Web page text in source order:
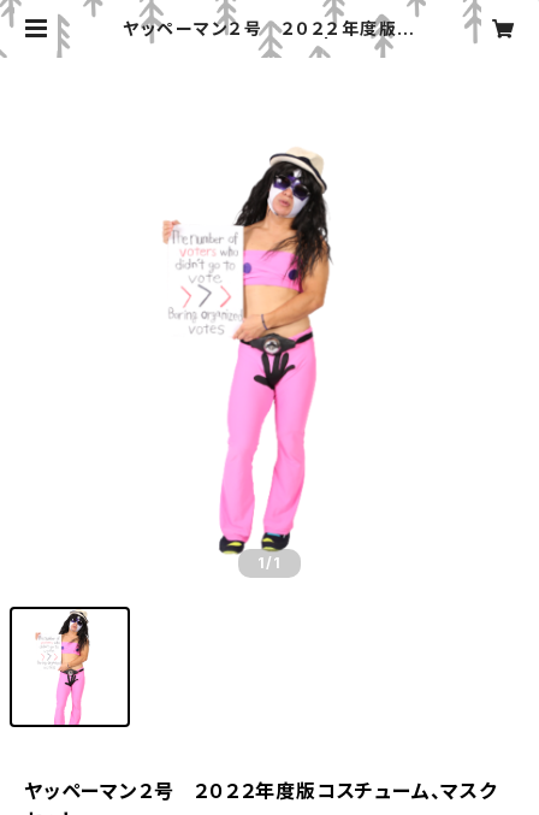
ヤッペーマン２号 ２０２２年度版コ
スチューム、マスクセット | みちのくプ
1 /1
ヤッペーマン２号 ２０２２年度版コスチューム、マスク